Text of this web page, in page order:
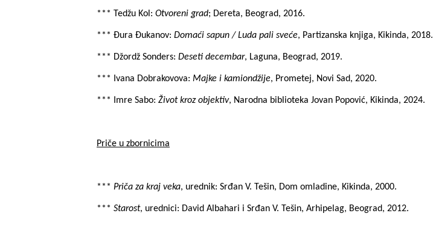
*** Tedžu Kol: Otvoreni grad; Dereta, Beograd, 2016.
*** Đura Đukanov: Domaći sapun / Luda pali sveće, Partizanska knjiga, Kikinda, 2018.
*** Džordž Sonders: Deseti decembar, Laguna, Beograd, 2019.
*** Ivana Dobrakovova: Majke i kamiondžije, Prometej, Novi Sad, 2020.
*** Imre Sabo: Život kroz objektiv, Narodna biblioteka Jovan Popović, Kikinda, 2024.
Priče u zbornicima
*** Priča za kraj veka, urednik: Srđan V. Tešin, Dom omladine, Kikinda, 2000.
*** Starost, urednici: David Albahari i Srđan V. Tešin, Arhipelag, Beograd, 2012.